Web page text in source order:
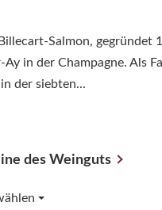
Salmon, gegründet
in der Champagne. Als
der siebten...
des Weinguts